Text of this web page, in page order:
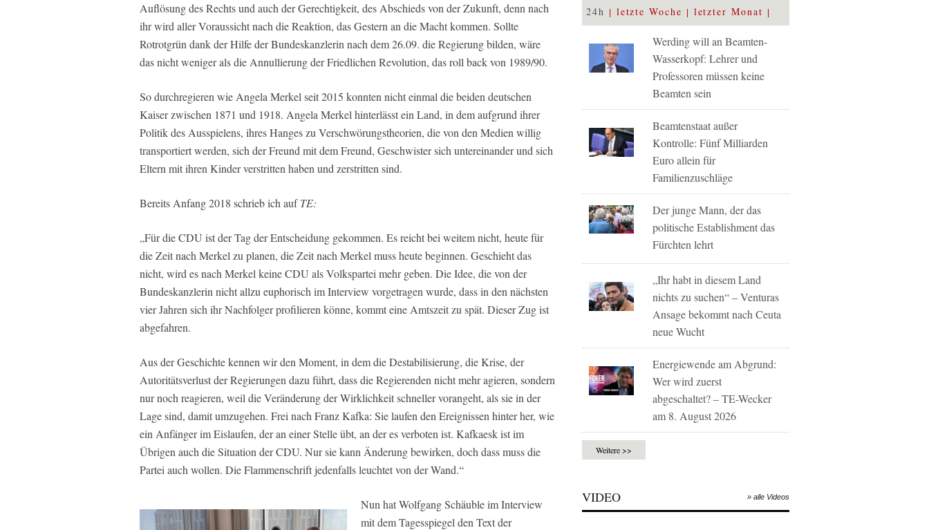
Auflösung des Rechts und auch der Gerechtigkeit, des Abschieds von der Zukunft, denn nach
ihr wird aller Voraussicht nach die Reaktion, das Gestern an die Macht kommen. Sollte
Rotrotgrün dank der Hilfe der Bundeskanzlerin nach dem 26.09. die Regierung bilden, wäre
das nicht weniger als die Annullierung der Friedlichen Revolution, das roll back von 1989/90.
So durchregieren wie Angela Merkel seit 2015 konnten nicht einmal die beiden deutschen
Kaiser zwischen 1871 und 1918. Angela Merkel hinterlässt ein Land, in dem aufgrund ihrer
Politik des Ausspielens, ihres Hanges zu Verschwörungstheorien, die von den Medien willig
transportiert werden, sich der Freund mit dem Freund, Geschwister sich untereinander und sich
Eltern mit ihren Kinder verstritten haben und zerstritten sind.
Bereits Anfang 2018 schrieb ich aufTE:
„Für die CDU ist der Tag der Entscheidung gekommen. Es reicht bei weitem nicht, heute für
die Zeit nach Merkel zu planen, die Zeit nach Merkel muss heute beginnen. Geschieht das
nicht, wird es nach Merkel keine CDU als Volkspartei mehr geben. Die Idee, die von der
Bundeskanzlerin nicht allzu euphorisch im Interview vorgetragen wurde, dass in den nächsten
vier Jahren sich ihr Nachfolger profilieren könne, kommt eine Amtszeit zu spät. Dieser Zug ist
abgefahren.
Aus der Geschichte kennen wir den Moment, in dem die Destabilisierung, die Krise, der
Autoritätsverlust der Regierungen dazu führt, dass die Regierenden nicht mehr agieren, sondern
nur noch reagieren, weil die Veränderung der Wirklichkeit schneller vorangeht, als sie in der
Lage sind, damit umzugehen. Frei nach Franz Kafka: Sie laufen den Ereignissen hinter her, wie
ein Anfänger im Eislaufen, der an einer Stelle übt, an der es verboten ist. Kafkaesk ist im
Übrigen auch die Situation der CDU. Nur sie kann Änderung bewirken, doch dass muss die
Partei auch wollen. Die Flammenschrift jedenfalls leuchtet von der Wand.“
Nun hat Wolfgang Schäuble im Interview
mit demTagesspiegel den Text der
24h letzte Woche letzter Monat
Werding will an Beamten-
Wasserkopf: Lehrer und
Professoren müssen keine
Beamten sein
Beamtenstaat außer
Kontrolle: Fünf Milliarden
Euro allein für
Familienzuschläge
Der junge Mann, der das
politische Establishment das
Fürchten lehrt
„Ihr habt in diesem Land
nichts zu suchen“ – Venturas
Ansage bekommt nach Ceuta
neue Wucht
Energiewende am Abgrund:
Wer wird zuerst
abgeschaltet? – TE-Wecker
am 8. August 2026
Weitere >>
VIDEO » alle Videos